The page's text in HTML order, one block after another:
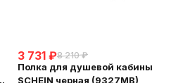
3 731 ₽8 210 ₽
Полка для душевой кабины
SCHEIN черная (9327MB)